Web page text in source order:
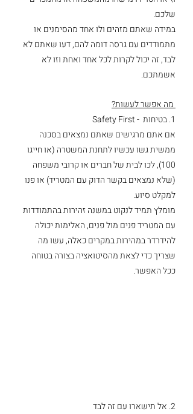
שלכם.
במידה שאתם מזהים ולו אחד מהסימנים או
מתמודדים עם גרסה דומה להם, דעו שאתם לא
לבד, זה יכול לקרות לכל אחד ואחת וזו לא
אשמתכם.
מה אפשר לעשות?
1. בטיחות  - Safety First
אם אתם מרגישים שאתם נמצאים בסכנה
ממשית גשו עכשיו לתחנת המשטרה (או חייגו
100), לכו לבית של חברים או קרובי משפחה
(שלא נמצאים בקשר הדוק עם המטריד) או פנו
למקלט סיוע.
מומלץ תמיד לנקוט במשנה זהירות בהתמודדות
עם המטריד פנים מול פנים, האלימות יכולה
להידרדר במהירות במקרים כאלה, עשו מה
שצריך כדי לצאת מהסיטואציה בצורה בטוחה
ככל האפשר.
2. אל תישארו עם זה לבד